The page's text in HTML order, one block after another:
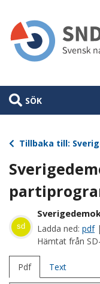
huvudinnehåll
SÖK
Tillbaka till:
sd Ladda ned: pdf
Hämtat från
Pdf Text